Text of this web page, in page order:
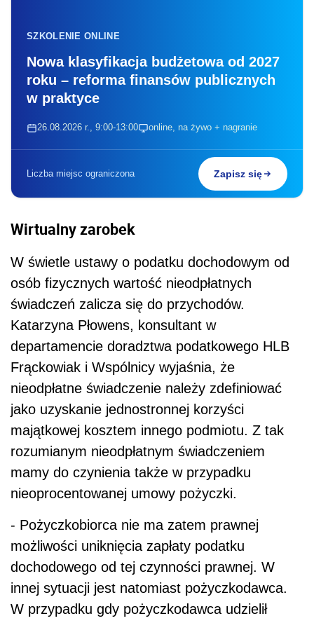
SZKOLENIE ONLINE
Nowa klasyfikacja budżetowa od 2027
roku – reforma finansów publicznych
w praktyce
26.08.2026 r., 9:00-13:00 online, na żywo + nagranie
Liczba miejsc ograniczona Zapisz się
Wirtualny zarobek
W świetle ustawy o podatku dochodowym od
osób fizycznych wartość nieodpłatnych
świadczeń zalicza się do przychodów.
Katarzyna Płowens, konsultant w
departamencie doradztwa podatkowego HLB
Frąckowiak i Wspólnicy wyjaśnia, że
nieodpłatne świadczenie należy zdefiniować
jako uzyskanie jednostronnej korzyści
majątkowej kosztem innego podmiotu. Z tak
rozumianym nieodpłatnym świadczeniem
mamy do czynienia także w przypadku
nieoprocentowanej umowy pożyczki.
- Pożyczkobiorca nie ma zatem prawnej
możliwości uniknięcia zapłaty podatku
dochodowego od tej czynności prawnej. W
innej sytuacji jest natomiast pożyczkodawca.
W przypadku gdy pożyczkodawca udzielił